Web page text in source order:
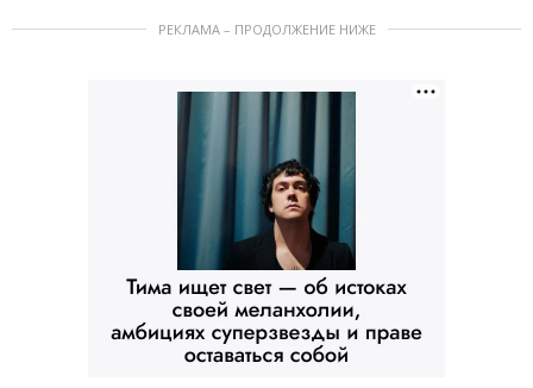
РЕКЛАМА – ПРОДОЛЖЕНИЕ НИЖЕ